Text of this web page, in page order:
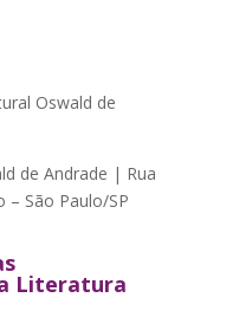
Oswald de
de Andrade | Rua
– São Paulo/SP
Literatura